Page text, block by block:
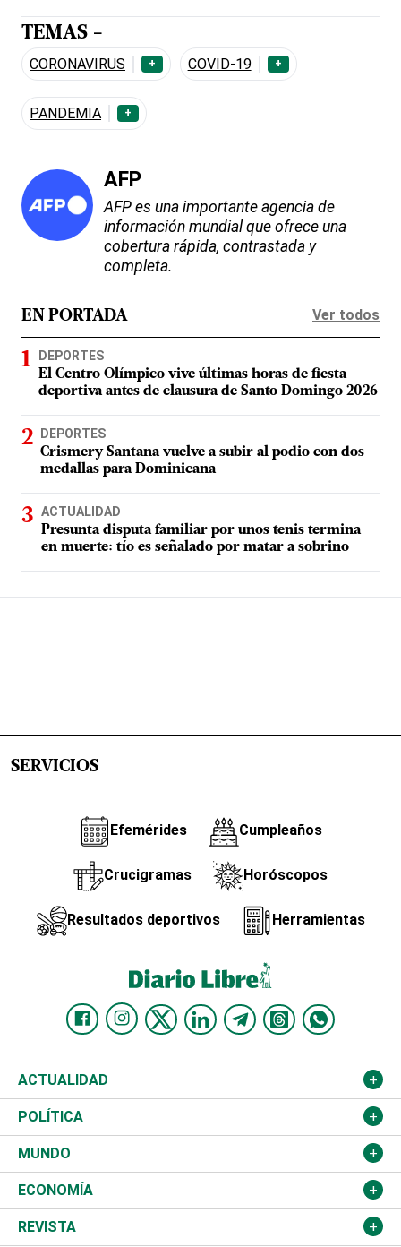
TEMAS -
CORONAVIRUS + COVID-19 +
PANDEMIA +
AFP
AFP es una importante agencia de
información mundial que ofrece una
cobertura rápida, contrastada y
completa.
EN PORTADA Ver todos
DEPORTES
El Centro Olímpico vive últimas horas de fiesta
deportiva antes de clausura de Santo Domingo 2026
DEPORTES
Crismery Santana vuelve a subir al podio con dos
medallas para Dominicana
ACTUALIDAD
Presunta disputa familiar por unos tenis termina
en muerte: tío es señalado por matar a sobrino
SERVICIOS
Efemérides Cumpleaños
Crucigramas Horóscopos
Resultados deportivos Herramientas
ACTUALIDAD
Nacional
Ciudad
Educación
Salud
POLÍTICA
Partidos
JCE
TSE
MUNDO
Estados Unidos
América Latina
ECONOMÍA
Finanzas
REVISTA